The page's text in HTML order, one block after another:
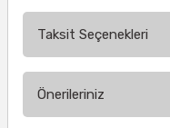
Taksit Seçenekleri
Önerileriniz